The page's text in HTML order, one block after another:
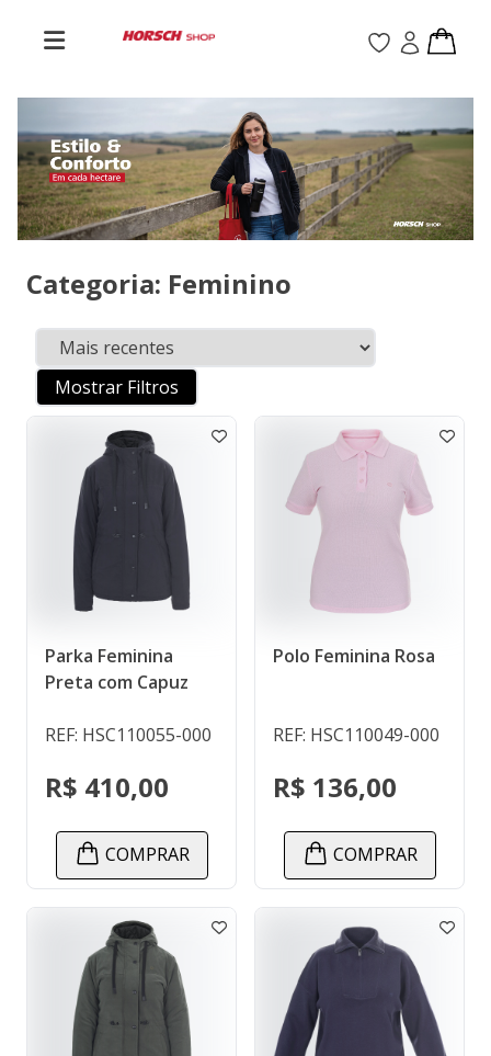
Categoria: Feminino
Mostrar Filtros
Parka Feminina
Preta com Capuz
REF: HSC110055-000
R$ 410,00
COMPRAR
Polo Feminina Rosa
REF: HSC110049-000
R$ 136,00
COMPRAR